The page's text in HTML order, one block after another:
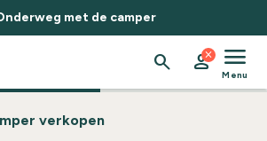
met de camper
search person
close menu
Menu
verkopen